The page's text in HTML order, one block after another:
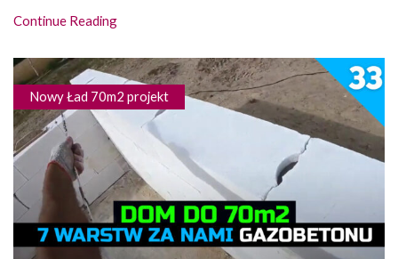
Continue Reading
Nowy Ład 70m2 projekt